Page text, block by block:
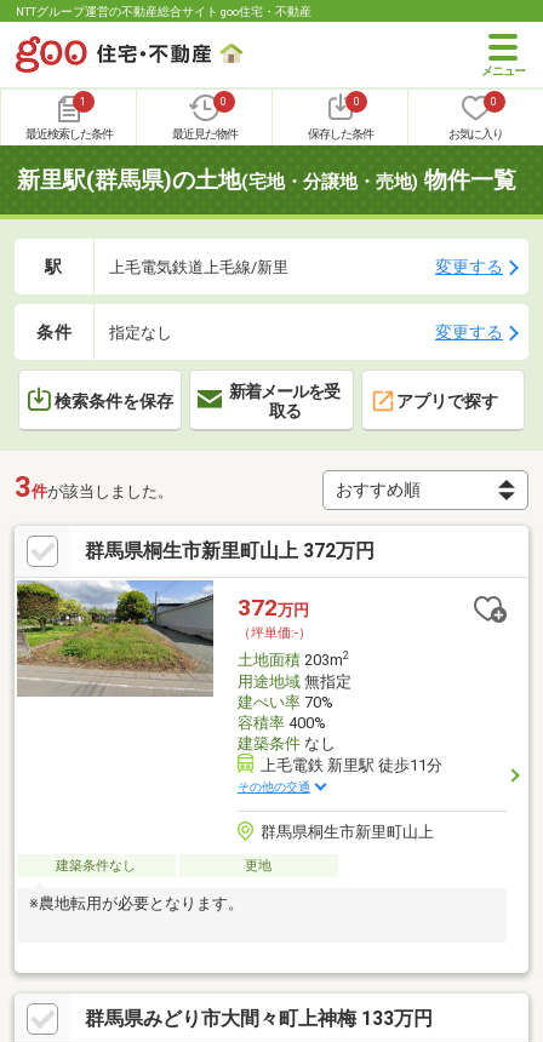
NTTグループ運営の不動産総合サイト goo住宅・不動産
1
最近検索した条件
0
最近見た物件
0
保存した条件
0
お気に入り
新里駅(群馬県)の土地(宅地・分譲地・売地) 物件一覧
駅 上毛電気鉄道上毛線/新里 変更する
条件 指定なし 変更する
検索条件を保存
新着メールを受
取る
アプリで探す
3件が該当しました。
群馬県桐生市新里町山上 372万円
372万円
（坪単価:-）
土地面積203m2
用途地域無指定
建ぺい率70%
容積率400%
建築条件なし
上毛電鉄 新里駅 徒歩11分
その他の交通
群馬県桐生市新里町山上
建築条件なし 更地
※農地転用が必要となります。
群馬県みどり市大間々町上神梅 133万円